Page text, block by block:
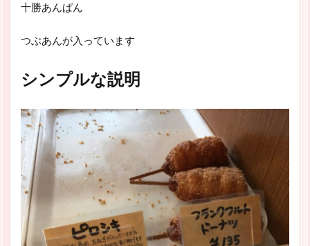
十勝あんぱん
つぶあんが入っています
シンプルな説明